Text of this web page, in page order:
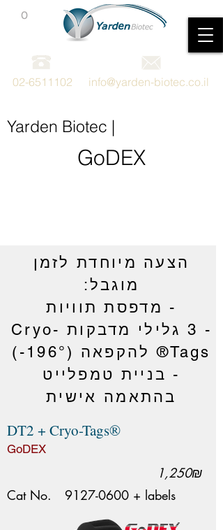
02-6511102 info@yarden-biotec.co.il
0
Yarden Biotec |
GoDEX
הצעה מיוחדת לזמן
מוגבל:
- מדפסת תוויות
- 3 גלילי מדבקות Cryo-
Tags® להקפאה (196°-)
- בניית טמפלייט
בהתאמה אישית
DT2 + Cryo-Tags®
GoDEX
1,250₪
Cat No.
9127-0600 + labels